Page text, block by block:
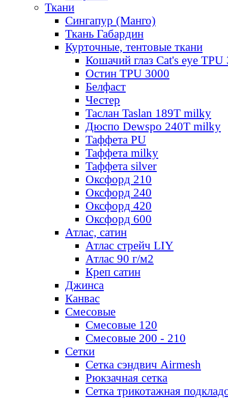
Ткани
Сингапур (Манго)
Ткань Габардин
Курточные, тентовые ткани
Кошачий глаз Cat's eye TPU
Остин TPU 3000
Белфаст
Честер
Таслан Taslan 189T milky
Дюспо Dewspo 240T milky
Таффета PU
Таффета milky
Таффета silver
Оксфорд 210
Оксфорд 240
Оксфорд 420
Оксфорд 600
Атлас, сатин
Атлас стрейч LIY
Атлас 90 г/м2
Креп сатин
Джинса
Канвас
Смесовые
Смесовые 120
Смесовые 200 - 210
Сетки
Сетка сэндвич Airmesh
Рюкзачная сетка
Сетка трикотажная